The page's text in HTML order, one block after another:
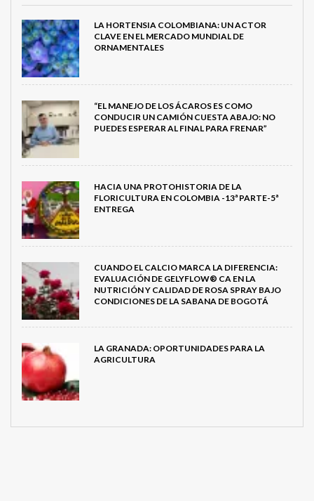
LA HORTENSIA COLOMBIANA: UN ACTOR
CLAVE EN EL MERCADO MUNDIAL DE
ORNAMENTALES
“EL MANEJO DE LOS ÁCAROS ES COMO
CONDUCIR UN CAMIÓN CUESTA ABAJO: NO
PUEDES ESPERAR AL FINAL PARA FRENAR”
HACIA UNA PROTOHISTORIA DE LA
FLORICULTURA EN COLOMBIA -13ª PARTE-5ª
ENTREGA
CUANDO EL CALCIO MARCA LA DIFERENCIA:
EVALUACIÓN DE GELYFLOW® CA EN LA
NUTRICIÓN Y CALIDAD DE ROSA SPRAY BAJO
CONDICIONES DE LA SABANA DE BOGOTÁ
LA GRANADA: OPORTUNIDADES PARA LA
AGRICULTURA